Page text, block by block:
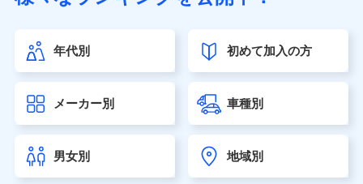
第一ネオ生命保険株式会社（https://neofirst.co.jp/）
大樹生命保険株式会社（https://www.taiju-life.co.jp）
seimei.co.jp）
チューリッヒ生命保険株式会社
東京海上日動あんしん生命保険株式会社
（https://www.tmn-anshin.co.jp/）
年代別 初めて加入の方
メーカー別 車種別
男女別 地域別